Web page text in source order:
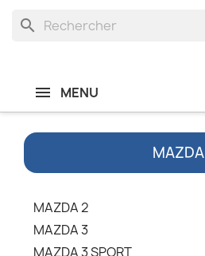
search
MENU
MAZDA
MAZDA 2
MAZDA 3
MAZDA 3 SPORT